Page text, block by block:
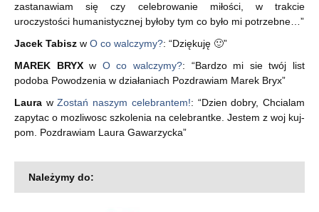
zastanawiam się czy celebrowanie miłości, w trakcie
uroczystości humanistycznej byłoby tym co było mi potrzebne…”
Jacek Tabisz w O co walczymy?: “Dziękuję 🙂”
MAREK BRYXw O co walczymy?: “Bardzo mi sie twój list
podoba Powodzenia w działaniach Pozdrawiam Marek Bryx”
Laura wZostań naszym celebrantem!: “Dzien dobry, Chcialam
zapytac o mozliwosc szkolenia na celebrantke. Jestem z woj kuj-
pom. Pozdrawiam Laura Gawarzycka”
Należymy do: